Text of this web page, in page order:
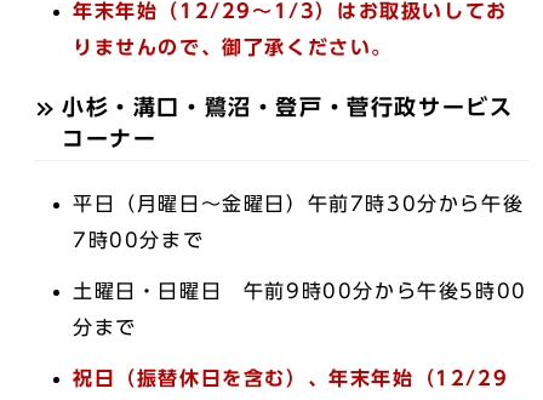
年末年始（12/29～1/3）はお取扱いしてお
りませんので、御了承ください。
小杉・溝口・鷺沼・登戸・菅行政サービス
コーナー
平日（月曜日～金曜日）午前7時30分から午後
7時00分まで
土曜日・日曜日 午前9時00分から午後5時00
分まで
祝日（振替休日を含む）、年末年始（12/29